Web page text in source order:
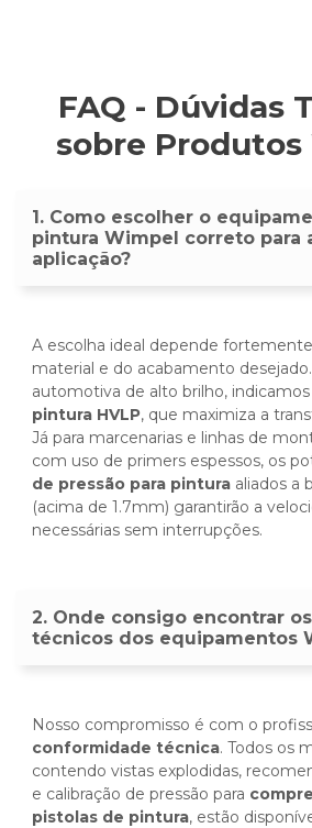
FAQ - Dúvidas
sobre
1. Como escolher o
pintura Wimpel correto para
aplicação?
A escolha ideal depende
material e do acabamento
automotiva de alto brilho, indicamos
pintura HVLP, que maximiza a
Já para marcenarias e linhas de
com uso de primers espessos, os
de pressão para pintura aliados a
(acima de 1.7mm) garantirão a
necessárias sem interrupções.
2. Onde consigo encontrar
técnicos dos equipamentos
Nosso compromisso é com o
conformidade técnica. Todos os
contendo vistas explodidas,
e calibração de pressão para
pistolas de pintura, estão